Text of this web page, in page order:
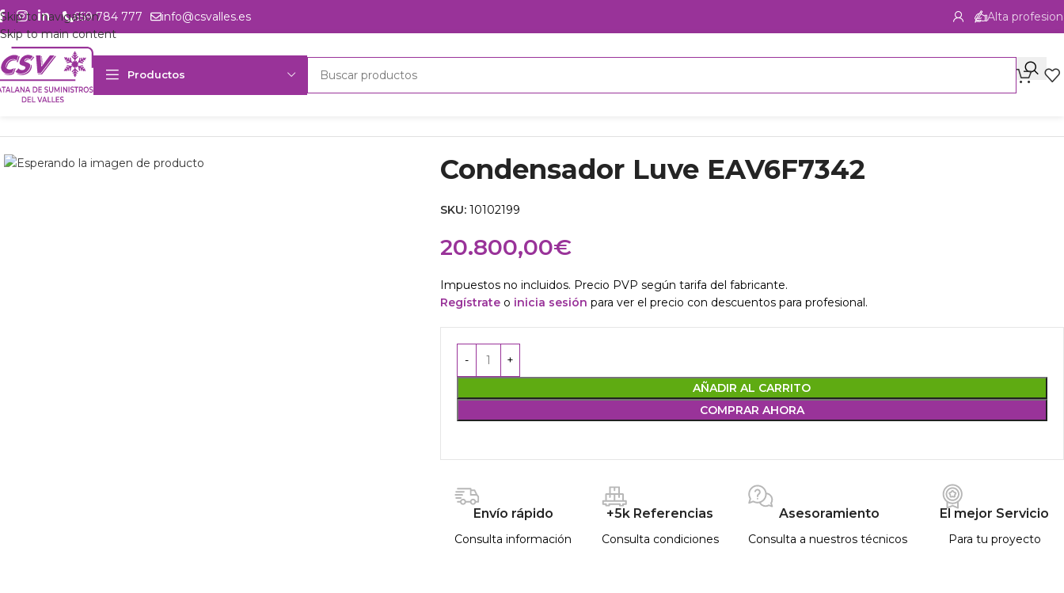
Skip to navigation
Skip to main content
659 784 777 info@csvalles.es Alta
Productos
Inicio Productos
Condensador Luve EAV6F7342
SKU: 10102199
20.800,00€
Impuestos no incluidos. Precio PVP según tarifa del fabricante.
Regístrateo inicia sesión para ver el precio con descuentos para profesional.
AÑADIR AL CARRITO
COMPRAR AHORA
Envío rápido
Consulta información
+5k Referencias
Consulta condiciones
Asesoramiento
Consulta a nuestros técnicos
El mejor Servicio
Para tu proyecto